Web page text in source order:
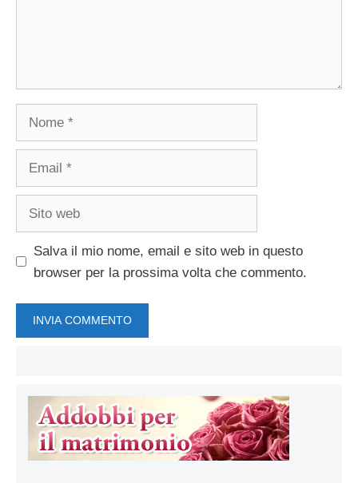
Salva il mio nome, email e sito web in questo
browser per la prossima volta che commento.